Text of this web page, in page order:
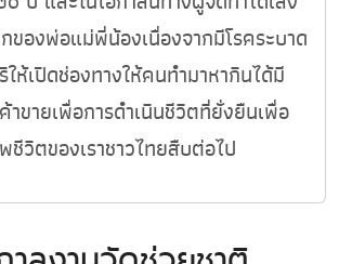
ของพ่อแม่พี่น้องเนื่องจากมีโรคระบาด
ห้เปิดช่องทางให้คนทำมาหากินได้มี
าขายเพื่อการดำเนินชีวิตที่ยั่งยืนเพื่อ
วิตของเราชาวไทยสืบต่อไป